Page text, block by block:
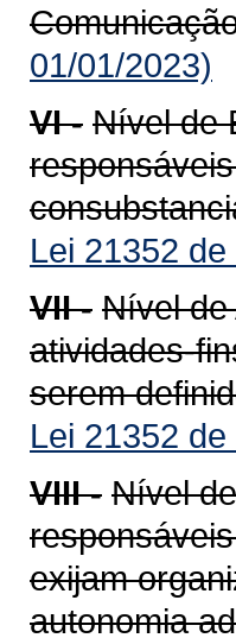
01/01/2023)
VI - Nível de
Lei 21352
VII - Nível de
atividades-
serem
Lei 21352
VIII - Nível
exijam
autonomia